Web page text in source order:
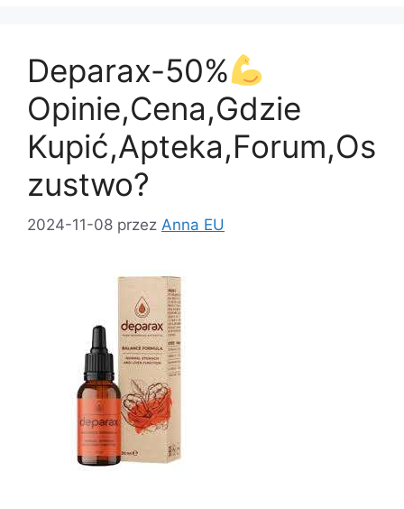
o
k
n
Deparax-50%
Opinie,Cena,Gdzie
Kupić,Apteka,Forum,Os
zustwo?
2024-11-08 przez Anna EU